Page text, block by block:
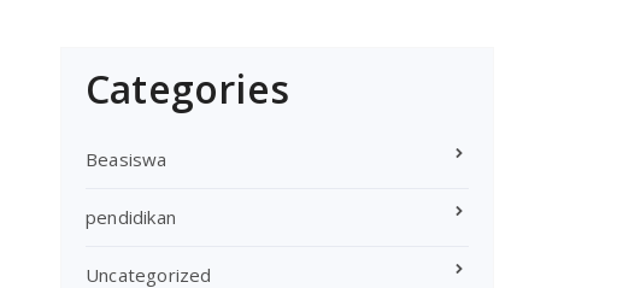
Categories
Beasiswa
pendidikan
Uncategorized